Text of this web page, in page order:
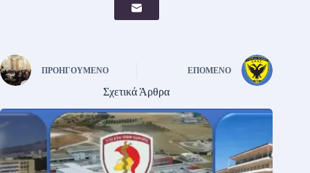
ΠΡΟΗΓΟΎΜΕΝΟ ΕΠΌΜΕΝΟ
Σχετικά Άρθρα